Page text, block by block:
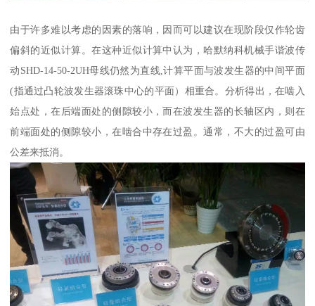
由于许多难以考虑的因素的落响，因而可以建议在现阶段仅作轮齿
偏斜的近似计算。在这种近似计算中认为，哈默纳科机械手谐波传
动SHD-14-50-2UH母线仍然为直线,计算平面与波发生器的中间平面
(指通过凸轮波发生器滚珠中心的平面）相重合。分析得出，在啮入
始点处，在后端面处的侧隙较小，而在波发生器的长轴区内，则在
前端面处的侧隙较小，在啮合中存在过盈。通常，不大的过盈可由
公差来抵消。